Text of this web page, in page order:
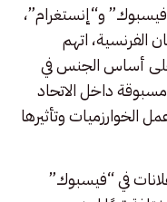
و“إنستغرام”،
الفرنسية، اتهم
أساس الجنس في
داخل الاتحاد
الخوارزميات وتأثيرها
في “فيسبوك”